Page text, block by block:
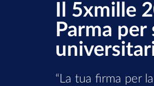
Il 5xmille
Parma
“La tua firma per